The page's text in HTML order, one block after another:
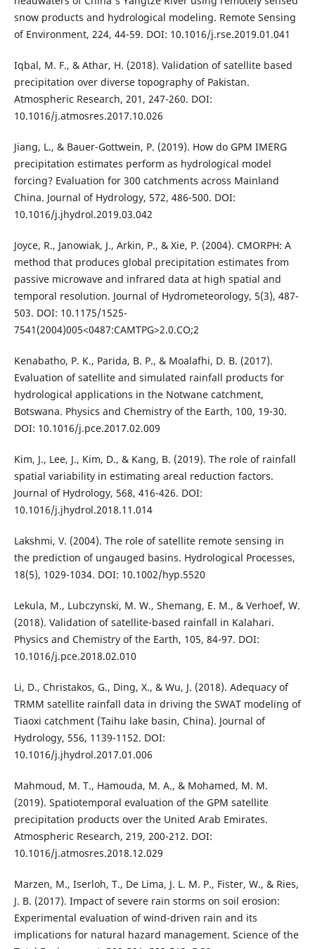
snow products and hydrological modeling. Remote Sensing
of Environment, 224, 44-59. DOI: 10.1016/j.rse.2019.01.041
Iqbal, M. F., & Athar, H. (2018). Validation of satellite based
precipitation over diverse topography of Pakistan.
Atmospheric Research, 201, 247-260. DOI:
10.1016/j.atmosres.2017.10.026
Jiang, L., & Bauer-Gottwein, P. (2019). How do GPM IMERG
precipitation estimates perform as hydrological model
forcing? Evaluation for 300 catchments across Mainland
China. Journal of Hydrology, 572, 486-500. DOI:
10.1016/j.jhydrol.2019.03.042
Joyce, R., Janowiak, J., Arkin, P., & Xie, P. (2004). CMORPH: A
method that produces global precipitation estimates from
passive microwave and infrared data at high spatial and
temporal resolution. Journal of Hydrometeorology, 5(3), 487-
503. DOI: 10.1175/1525-
7541(2004)005<0487:CAMTPG>2.0.CO;2
Kenabatho, P. K., Parida, B. P., & Moalafhi, D. B. (2017).
Evaluation of satellite and simulated rainfall products for
hydrological applications in the Notwane catchment,
Botswana. Physics and Chemistry of the Earth, 100, 19-30.
DOI: 10.1016/j.pce.2017.02.009
Kim, J., Lee, J., Kim, D., & Kang, B. (2019). The role of rainfall
spatial variability in estimating areal reduction factors.
Journal of Hydrology, 568, 416-426. DOI:
10.1016/j.jhydrol.2018.11.014
Lakshmi, V. (2004). The role of satellite remote sensing in
the prediction of ungauged basins. Hydrological Processes,
18(5), 1029-1034. DOI: 10.1002/hyp.5520
Lekula, M., Lubczynski, M. W., Shemang, E. M., & Verhoef, W.
(2018). Validation of satellite-based rainfall in Kalahari.
Physics and Chemistry of the Earth, 105, 84-97. DOI:
10.1016/j.pce.2018.02.010
Li, D., Christakos, G., Ding, X., & Wu, J. (2018). Adequacy of
TRMM satellite rainfall data in driving the SWAT modeling of
Tiaoxi catchment (Taihu lake basin, China). Journal of
Hydrology, 556, 1139-1152. DOI:
10.1016/j.jhydrol.2017.01.006
Mahmoud, M. T., Hamouda, M. A., & Mohamed, M. M.
(2019). Spatiotemporal evaluation of the GPM satellite
precipitation products over the United Arab Emirates.
Atmospheric Research, 219, 200-212. DOI:
10.1016/j.atmosres.2018.12.029
Marzen, M., Iserloh, T., De Lima, J. L. M. P., Fister, W., & Ries,
J. B. (2017). Impact of severe rain storms on soil erosion:
Experimental evaluation of wind-driven rain and its
implications for natural hazard management. Science of the